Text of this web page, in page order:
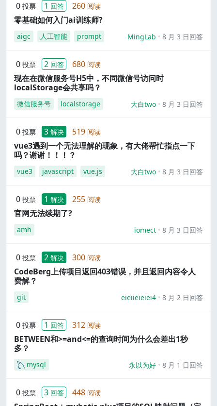
0 投票 1 回答 260 阅读
零基础如何入门ai训练师?
aigc 人工智能 prompt MingLab 8 月 3 日回答
0 投票 2 回答 680 阅读
现在在微信服务号H5中，不同微信号访问时
localStorage会共享吗？
微信服务号 localstorage 大白two 8 月 3 日回答
0 投票 3 解决 519 阅读
vue3遇到一个无法理解的现象，有大佬帮忙指点一下
吗？谢谢！！！？
vue3 javascript vue.js 大白two 8 月 3 日回答
0 投票 1 解决 255 阅读
官网无法续期了?
amh iomect 8 月 3 日回答
0 投票 2 解决 300 阅读
CodeBerg上传项目返回403错误，并且返回内容令人
费解？
git eieiieieiei4 8 月 2 日回答
0 投票 1 回答 312 阅读
BETWEEN和>=and<=的查询时间为什么会差出1秒
多？
mysql 永以为好 8 月 1 日回答
0 投票 3 回答 448 阅读